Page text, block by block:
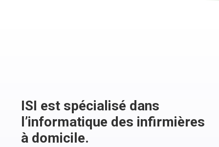
ISI est spécialisé dans
l’informatique des infirmières
à domicile.